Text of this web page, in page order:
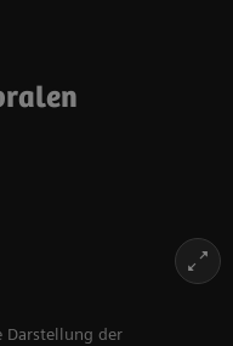
Darstellung der